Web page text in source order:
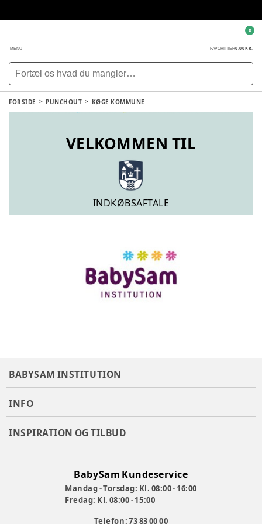
MENU FAVORITTER0,00 KR.
0
FORSIDE PUNCHOUT KØGE KOMMUNE
VELKOMMEN TIL
INDKØBSAFTALE
BABYSAM INSTITUTION
INFO
INSPIRATION OG TILBUD
BabySam Kundeservice
Mandag - Torsdag: Kl. 08:00 - 16:00
Fredag: Kl. 08:00 - 15:00
Telefon: 73 83 00 00